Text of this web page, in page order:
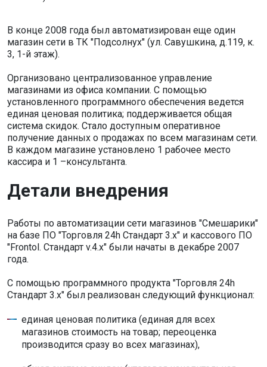
В конце 2008 года был автоматизирован еще один
магазин сети в ТК "Подсолнух" (ул. Савушкина, д.119, к.
3, 1-й этаж).
Организовано централизованное управление
магазинами из офиса компании. С помощью
установленного программного обеспечения ведется
единая ценовая политика; поддерживается общая
система скидок. Стало доступным оперативное
получение данных о продажах по всем магазинам сети.
В каждом магазине установлено 1 рабочее место
кассира и 1 –консультанта.
Детали внедрения
Работы по автоматизации сети магазинов "Смешарики"
на базе ПО "Торговля 24h Стандарт 3.x" и кассового ПО
"Frontol. Стандарт v.4.x" были начаты в декабре 2007
года.
С помощью программного продукта "Торговля 24h
Стандарт 3.x" был реализован следующий функционал:
единая ценовая политика (единая для всех
магазинов стоимость на товар; переоценка
производится сразу во всех магазинах),